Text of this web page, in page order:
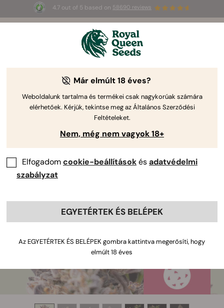
4.7 out of 5 based on 58690 reviews
Triple G Autoaz első 100-nak,
Már elmúlt 18 éves?
Weboldalunk tartalma és termékei csak nagykorúak számára
elérhetőek. Kérjük, tekintse meg az Általános Szerződési
Feltételeket.
Nem, még nem vagyok 18+
Elfogadomcookie-beállításokésadatvédelmi
szabályzat
EGYETÉRTEK ÉS BELÉPEK
Az EGYETÉRTEK ÉS BELÉPEK gombra kattintva megerősíti, hogy
elmúlt 18 éves